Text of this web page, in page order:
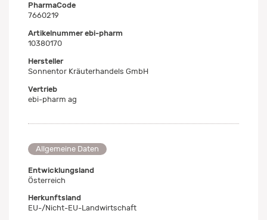
PharmaCode
7660219
Artikelnummer ebi-pharm
10380170
Hersteller
Sonnentor Kräuterhandels GmbH
Vertrieb
ebi-pharm ag
Allgemeine Daten
Entwicklungsland
Österreich
Herkunftsland
EU-/Nicht-EU-Landwirtschaft